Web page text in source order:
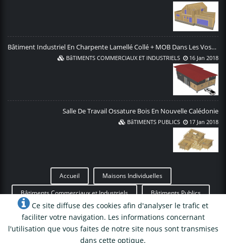
Bâtiment Industriel En Charpente Lamellé Collé + MOB Dans Les Vosges
BâTIMENTS COMMERCIAUX ET INDUSTRIELS 16 Jan 2018
Salle De Travail Ossature Bois En Nouvelle Calédonie
BâTIMENTS PUBLICS 17 Jan 2018
Accueil
Maisons Individuelles
Bâtiments Commerciaux et Industriels
Bâtiments Publics
Permis de construire
Toutes les réalisations
Mentions Légales • Une création
Ce site diffuse des cookies afin d'analyser le trafic et
faciliter votre navigation. Les informations concernant
l'utilisation que vous faites de notre site nous sont transmises
dans cette optique.